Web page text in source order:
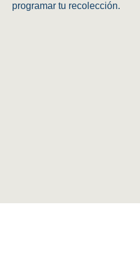
programar tu recolección.